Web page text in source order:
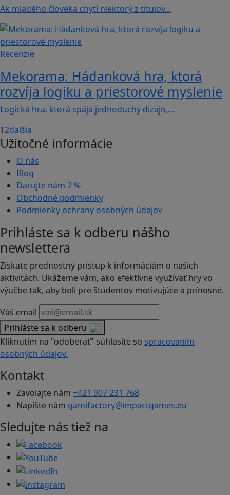
Ak mladého človeka chytí niektorý z titulov…
Recenzie
Mekorama: Hádanková hra, ktorá
rozvíja logiku a priestorové myslenie
Logická hra, ktorá spája jednoduchý dizajn,…
12ďalšia
Užitočné informácie
O nás
Blog
Darujte nám 2 %
Obchodné podmienky
Podmienky ochrany osobných údajov
Prihláste sa k odberu nášho
newslettera
Získate prednostný prístup k informáciám o našich
aktivitách. Ukážeme vám, ako efektívne využívať hry vo
výučbe tak, aby boli pre študentov motivujúce a prínosné.
Váš email
Prihláste sa k odberu
Kliknutím na "odoberať" súhlasíte so spracovaním
osobných údajov.
Kontakt
Zavolajte nám +421 907 231 768
Napíšte nám gamifactory@impactgames.eu
Sledujte nás tiež na